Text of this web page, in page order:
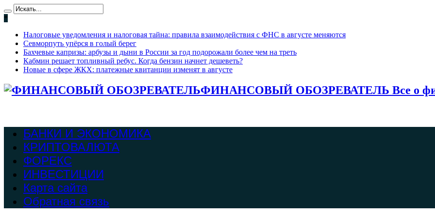
*
Налоговые уведомления и налоговая тайна: правила взаимодействия с ФНС в августе меняются
Севморпуть упёрся в голый берег
Бахчевые капризы: арбузы и дыни в России за год подорожали более чем на треть
Кабмин решает топливный ребус. Когда бензин начнет дешеветь?
Новые в сфере ЖКХ: платежные квитанции изменят в августе
ФИНАНСОВЫЙ ОБОЗРЕВАТЕЛЬ Все о
БАНКИ И ЭКОНОМИКА
КРИПТОВАЛЮТА
ФОРЕКС
ИНВЕСТИЦИИ
Карта сайта
Обратная связь